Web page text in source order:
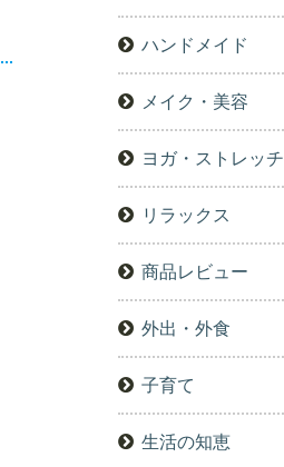
ハンドメイド
メイク・美容
ヨガ・ストレッチ
リラックス
商品レビュー
外出・外食
子育て
生活の知恵